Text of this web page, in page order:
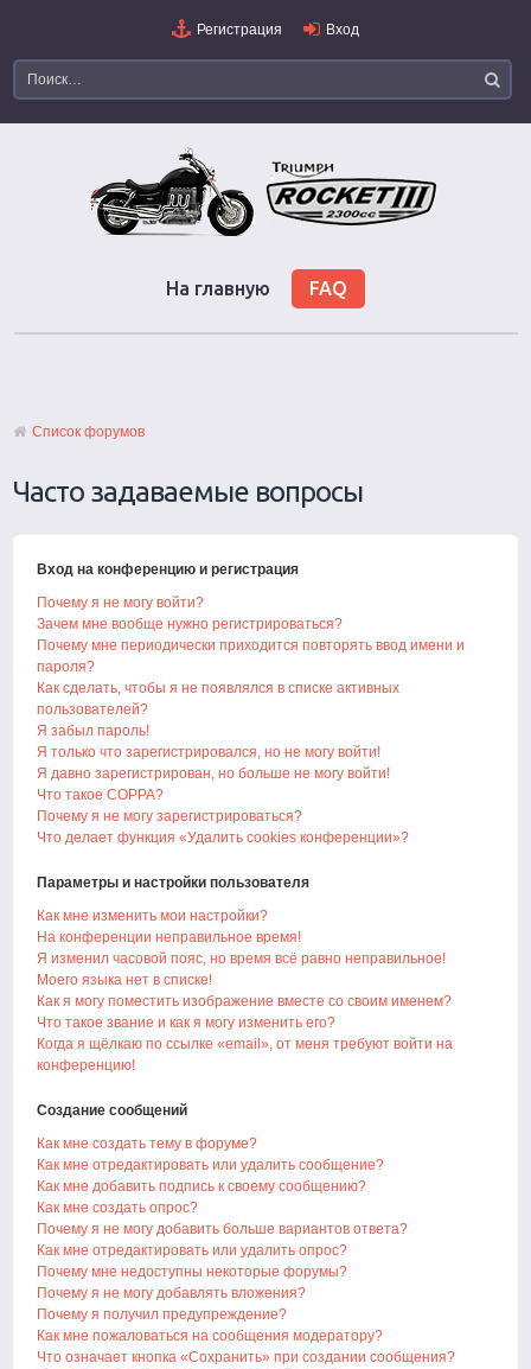
Регистрация Вход
На главную FAQ
Список форумов
Часто задаваемые вопросы
Вход на конференцию и регистрация
Почему я не могу войти?
Зачем мне вообще нужно регистрироваться?
Почему мне периодически приходится повторять ввод имени и
пароля?
Как сделать, чтобы я не появлялся в списке активных
пользователей?
Я забыл пароль!
Я только что зарегистрировался, но не могу войти!
Я давно зарегистрирован, но больше не могу войти!
Что такое COPPA?
Почему я не могу зарегистрироваться?
Что делает функция «Удалить cookies конференции»?
Параметры и настройки пользователя
Как мне изменить мои настройки?
На конференции неправильное время!
Я изменил часовой пояс, но время всё равно неправильное!
Моего языка нет в списке!
Как я могу поместить изображение вместе со своим именем?
Что такое звание и как я могу изменить его?
Когда я щёлкаю по ссылке «email», от меня требуют войти на
конференцию!
Создание сообщений
Как мне создать тему в форуме?
Как мне отредактировать или удалить сообщение?
Как мне добавить подпись к своему сообщению?
Как мне создать опрос?
Почему я не могу добавить больше вариантов ответа?
Как мне отредактировать или удалить опрос?
Почему мне недоступны некоторые форумы?
Почему я не могу добавлять вложения?
Почему я получил предупреждение?
Как мне пожаловаться на сообщения модератору?
Что означает кнопка «Сохранить» при создании сообщения?